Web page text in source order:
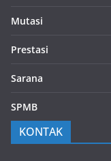
Mutasi
Prestasi
Sarana
SPMB
KONTAK